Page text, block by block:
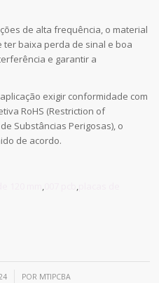
de alta frequência, o material
ter baixa perda de sinal e boa
e garantir a
exigir conformidade com
RoHS (Restriction of
Substâncias Perigosas), o
de acordo.
POR MTIPCBA